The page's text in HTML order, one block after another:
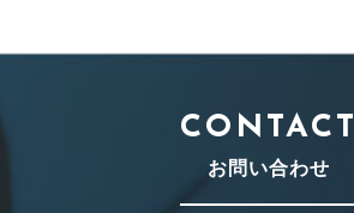
CONTACT
お問い合わせ